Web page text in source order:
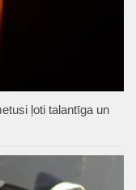
ļoti talantīga un